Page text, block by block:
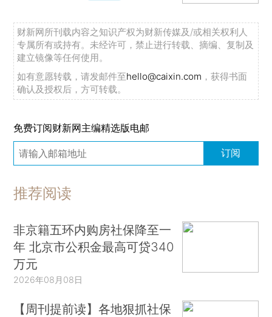
财新网所刊载内容之知识产权为财新传媒及/或相关权利人
专属所有或持有。未经许可，禁止进行转载、摘编、复制及
建立镜像等任何使用。
如有意愿转载，请发邮件至hello@caixin.com ，获得书面
确认及授权后，方可转载。
免费订阅财新网主编精选版电邮
订阅
推荐阅读
非京籍五环内购房社保降至一
年 北京市公积金最高可贷340
万元
2026年08月08日
【周刊提前读】各地狠抓社保